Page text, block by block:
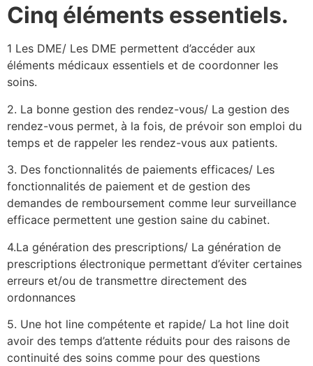
Cinq éléments essentiels.
1 Les DME/ Les DME permettent d’accéder aux
éléments médicaux essentiels et de coordonner les
soins.
2. La bonne gestion des rendez-vous/ La gestion des
rendez-vous permet, à la fois, de prévoir son emploi du
temps et de rappeler les rendez-vous aux patients.
3. Des fonctionnalités de paiements efficaces/ Les
fonctionnalités de paiement et de gestion des
demandes de remboursement comme leur surveillance
efficace permettent une gestion saine du cabinet.
4.La génération des prescriptions/ La génération de
prescriptions électronique permettant d’éviter certaines
erreurs et/ou de transmettre directement des
ordonnances
5. Une hot line compétente et rapide/ La hot line doit
avoir des temps d’attente réduits pour des raisons de
continuité des soins comme pour des questions